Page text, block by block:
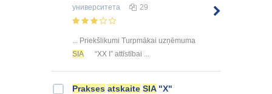
университета
29
... Priekšlikumi Turpmākai uzņēmuma
SIA
“XX I” attīstībai ...
Prakses atskaite SIA"X"